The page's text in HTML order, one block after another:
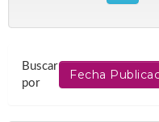
Buscar
por